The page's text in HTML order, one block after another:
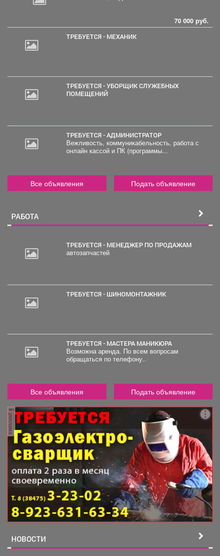
70 000 руб.
ТРЕБУЕТСЯ - МЕХАНИК
ТРЕБУЕТСЯ - УБОРЩИК СЛУЖЕБНЫХ
ПОМЕЩЕНИЙ
ТРЕБУЕТСЯ - АДМИНИСТРАТОР
Вежливость, коммуникабельность, работа с
онлайн кассой и ПК (программы...
Все объявления Подать объявление
РАБОТА
ТРЕБУЕТСЯ - МЕНЕДЖЕР ПО ПРОДАЖАМ
автозапчастей
ТРЕБУЕТСЯ - ШИНОМОНТАЖНИК
ТРЕБУЕТСЯ - МАСТЕРА МАНИКЮРА
Возможна аренда. По всем вопросам
обращаться по телефону..
Все объявления Подать объявление
реклама
НОВОСТИ